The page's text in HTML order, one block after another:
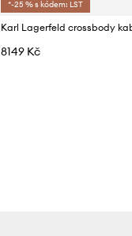
*-25 % s kódem: LST
8149 Kč